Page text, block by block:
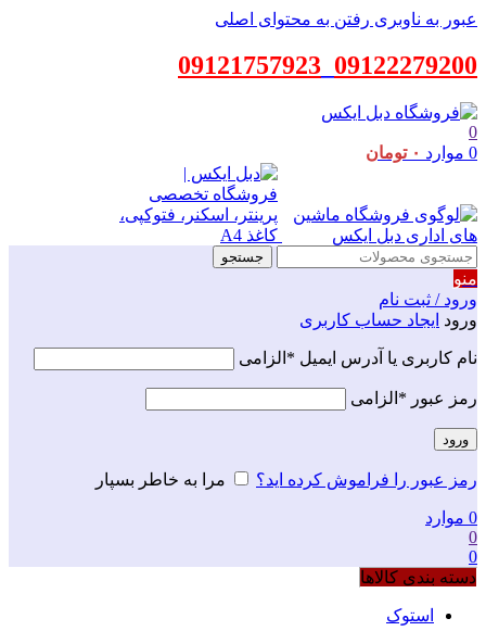
عبور به ناوبری رفتن به محتوای اصلی
09122279200
09121757923
0
0 موارد ۰ تومان
جستجو
منو
ورود / ثبت نام
ورود ایجاد حساب کاربری
نام کاربری یا آدرس ایمیل * الزامی
رمز عبور * الزامی
ورود
رمز عبور را فراموش کرده اید؟ مرا به خاطر بسپار
0 موارد
0
0
دسته بندی کالاها
استوک